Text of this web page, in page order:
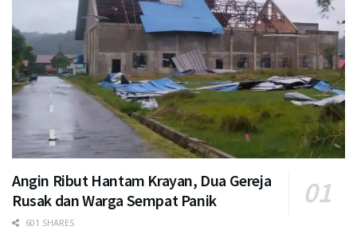
Angin Ribut Hantam Krayan, Dua Gereja
Rusak dan Warga Sempat Panik
601 SHARES